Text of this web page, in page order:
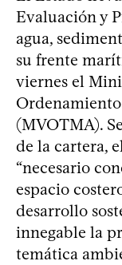
Evaluación y
agua,
su frente
viernes el
(MVOTMA).
de la cartera,
“necesario
espacio
desarrollo
innegable la
temática